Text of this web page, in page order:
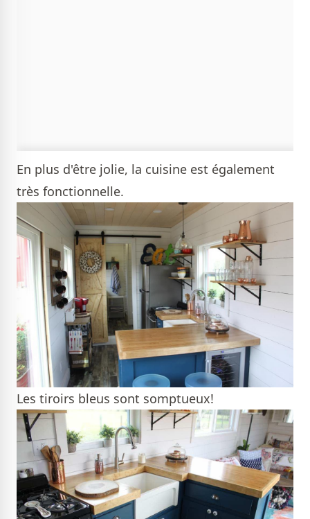
En plus d'être jolie, la cuisine est également
très fonctionnelle.
Les tiroirs bleus sont somptueux!